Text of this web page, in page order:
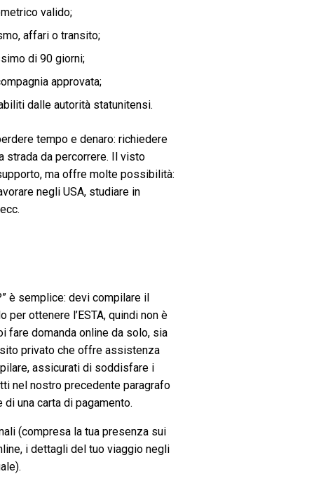
valido;
affari o transito;
di 90 giorni;
approvata;
dalle autorità statunitensi.
tempo e denaro: richiedere
strada da percorrere. Il visto
ma offre molte possibilità:
negli USA, studiare in
è semplice: devi compilare il
per ottenere l’ESTA, quindi non è
fare domanda online da solo, sia
privato che offre assistenza
assicurati di soddisfare i
nel nostro precedente paragrafo
una carta di pagamento.
(compresa la tua presenza sui
i dettagli del tuo viaggio negli